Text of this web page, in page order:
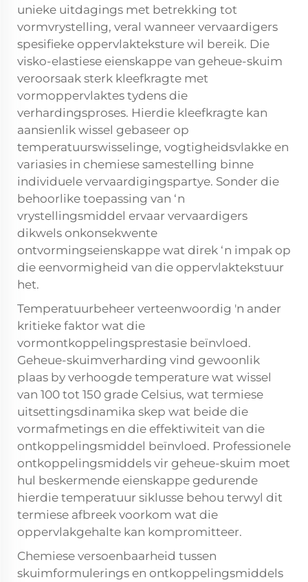
unieke uitdagings met betrekking tot
vormvrystelling, veral wanneer vervaardigers
spesifieke oppervlakteksture wil bereik. Die
visko-elastiese eienskappe van geheue-skuim
veroorsaak sterk kleefkragte met
vormoppervlaktes tydens die
verhardingsproses. Hierdie kleefkragte kan
aansienlik wissel gebaseer op
temperatuurswisselinge, vogtigheidsvlakke en
variasies in chemiese samestelling binne
individuele vervaardigingspartye. Sonder die
behoorlike toepassing van ‘n
vrystellingsmiddel ervaar vervaardigers
dikwels onkonsekwente
ontvormingseienskappe wat direk ‘n impak op
die eenvormigheid van die oppervlaktekstuur
het.
Temperatuurbeheer verteenwoordig 'n ander
kritieke faktor wat die
vormontkoppelingsprestasie beïnvloed.
Geheue-skuimverharding vind gewoonlik
plaas by verhoogde temperature wat wissel
van 100 tot 150 grade Celsius, wat termiese
uitsettingsdinamika skep wat beide die
vormafmetings en die effektiwiteit van die
ontkoppelingsmiddel beïnvloed. Professionele
ontkoppelingsmiddels vir geheue-skuim moet
hul beskermende eienskappe gedurende
hierdie temperatuur siklusse behou terwyl dit
termiese afbreek voorkom wat die
oppervlakgehalte kan kompromitteer.
Chemiese versoenbaarheid tussen
skuimformulerings en ontkoppelingsmiddels